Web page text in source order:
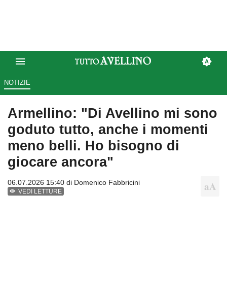
NOTIZIE
Armellino: "Di Avellino mi sono
goduto tutto, anche i momenti
meno belli. Ho bisogno di
giocare ancora"
06.07.2026 15:40 di Domenico Fabbricini
VEDI LETTURE